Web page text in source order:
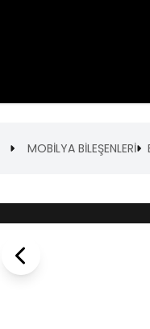
MOBİLYA BİLEŞENLERİ